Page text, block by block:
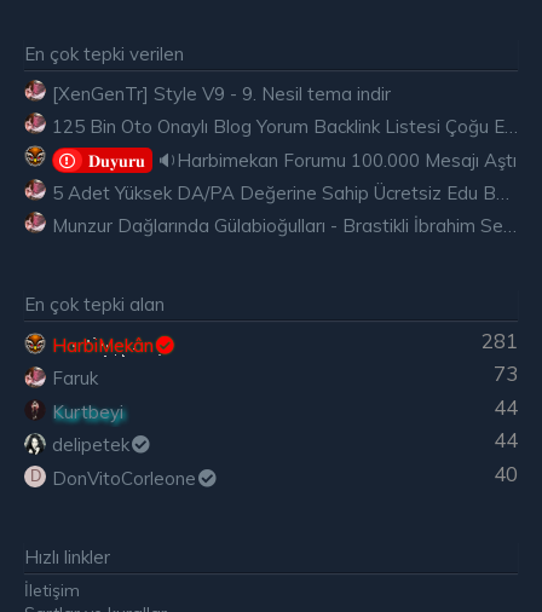
En çok tepki verilen
[XenGenTr] Style V9 - 9. Nesil tema indir
125 Bin Oto Onaylı Blog Yorum Backlink Listesi Çoğu Edu ve Gov Ücretsiz
𝐃𝐮𝐲𝐮𝐫𝐮
🔉Harbimekan Forumu 100.000 Mesajı Aştı
5 Adet Yüksek DA/PA Değerine Sahip Ücretsiz Edu Backlink
Munzur Dağlarında Gülabioğulları - Brastikli İbrahim Sevindik
En çok tepki alan
281
HarbiMekân
73
Faruk
44
Kurtbeyi
44
delipetek
D 40
DonVitoCorleone
Hızlı linkler
İletişim